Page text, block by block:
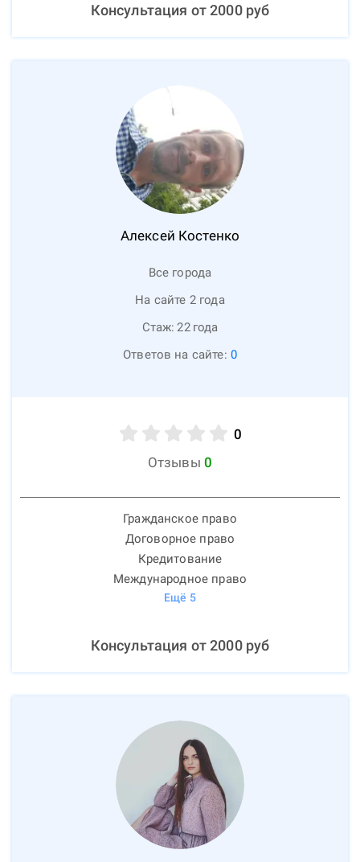
Консультация от2000руб
Алексей Костенко
Все города
На сайте 2 года
Стаж: 22 года
Ответов на сайте: 0
0
Отзывы 0
Гражданское право
Договорное право
Кредитование
Международное право
Ещё 5
Консультация от2000руб